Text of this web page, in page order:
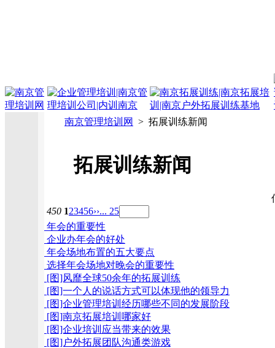
南京管理培训网 > 拓展训练新闻
拓展训练新闻
450 123456››... 25
年会的重要性
企业办年会的好处
年会场地布置的五大要点
选择年会场地对晚会的重要性
[图]风靡全球50余年的拓展训练
[图]一个人的说话方式可以体现他的领导力
[图]企业管理培训经历哪些不同的发展阶段
[图]南京拓展培训哪家好
[图]企业培训应当带来的效果
[图]户外拓展团队沟通类游戏